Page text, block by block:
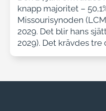
knapp majoritet –
Missourisynoden
2029. Det blir hans
2029). Det krävdes tre